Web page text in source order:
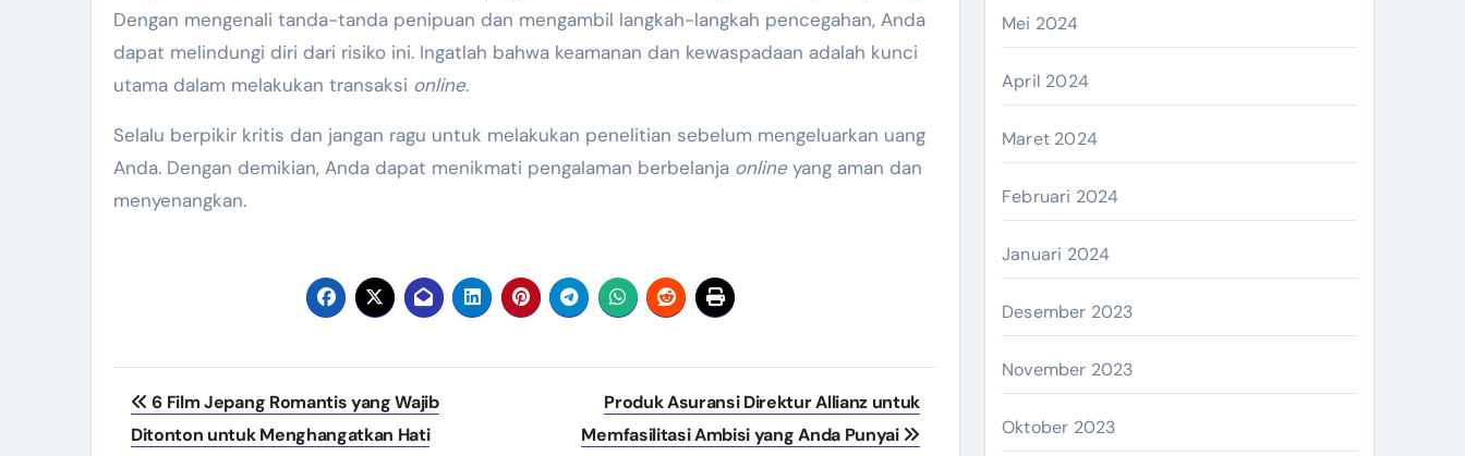
Dengan mengenali tanda-tanda penipuan dan mengambil langkah-langkah pencegahan, Anda
dapat melindungi diri dari risiko ini. Ingatlah bahwa keamanan dan kewaspadaan adalah kunci
utama dalam melakukan transaksi online.
Selalu berpikir kritis dan jangan ragu untuk melakukan penelitian sebelum mengeluarkan uang
Anda. Dengan demikian, Anda dapat menikmati pengalaman berbelanja onlineyang aman dan
menyenangkan.
Navigasi
pos
6 Film Jepang Romantis yang Wajib
Ditonton untuk Menghangatkan Hati
Produk Asuransi Direktur Allianz untuk
Memfasilitasi Ambisi yang Anda Punyai
Mei 2024
April 2024
Maret 2024
Februari 2024
Januari 2024
Desember 2023
November 2023
Oktober 2023